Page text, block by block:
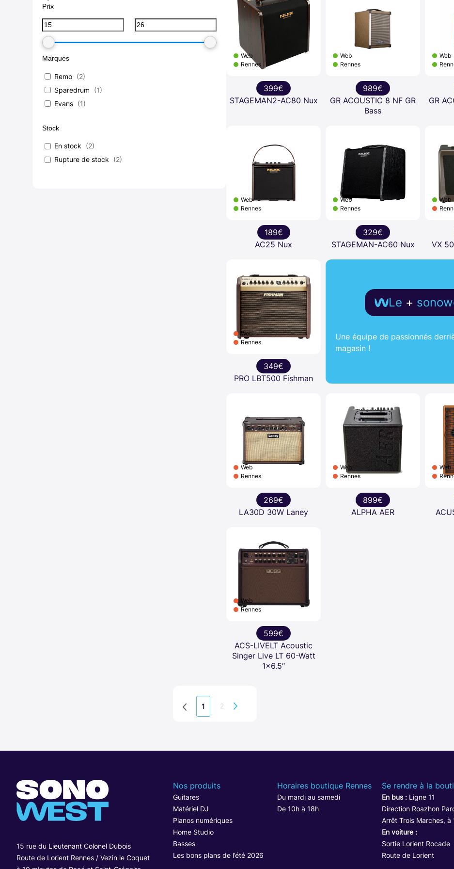
Prix
Marques
Remo (2)
Sparedrum
(1)
Evans
(1)
Stock
En stock (2)
Rupture de stock
(2)
Web
Rennes
399€
STAGEMAN2-AC80 Nux
Web
Rennes
989€
GR ACOUSTIC 8 NF GR
Bass
Web
GR
Web
Rennes
189€
AC25 Nux
Web
Rennes
329€
STAGEMAN-AC60 Nux
Web
VX
Web
Rennes
349€
PRO LBT500 Fishman
Le +
Une équipe de passionnés
magasin !
Web
Rennes
269€
LA30D 30W Laney
Web
Rennes
899€
ALPHA AER
Web
Web
Rennes
599€
ACS-LIVELT Acoustic
Singer Live LT 60-Watt
1×6.5″
1 2
15 rue du Lieutenant Colonel Dubois
Route de Lorient Rennes / Vezin le Coquet
Nos produits
Guitares
Matériel DJ
Pianos numériques
Home Studio
Basses
Les bons plans de l’été 2026
Horaires boutique Rennes
Du mardi au samedi
De 10h à 18h
Se rendre à la
En bus :Ligne 11
Direction Roazhon
Arrêt Trois Marches,
En voiture :
Sortie Lorient Rocade
Route de Lorient